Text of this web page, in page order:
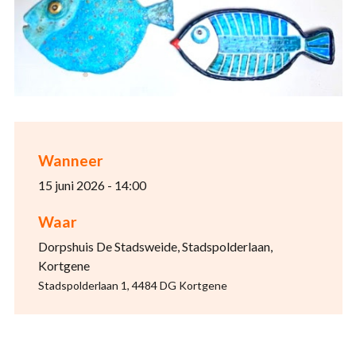
Wanneer
15 juni 2026 - 14:00
Waar
Dorpshuis De Stadsweide, Stadspolderlaan,
Kortgene
Stadspolderlaan 1, 4484 DG Kortgene